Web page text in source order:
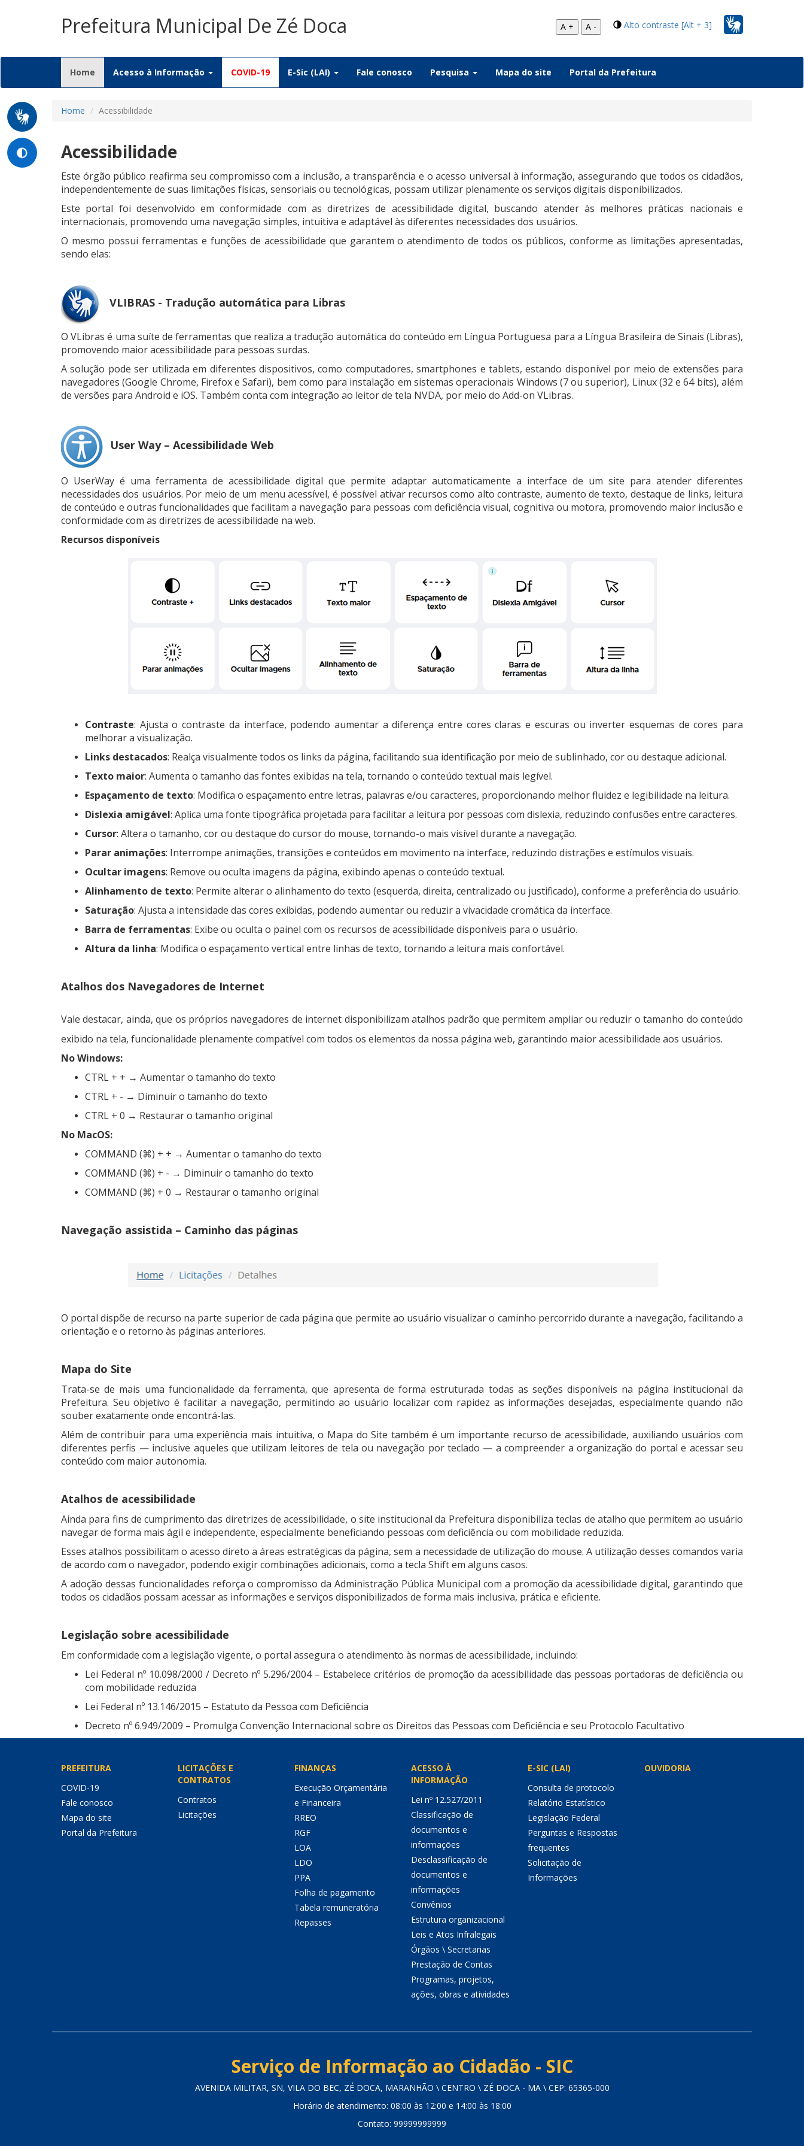
Prefeitura Municipal De Zé Doca Alto contraste [Alt + 3]
A + A -
Home (current)
Acesso à Informação COVID-19 E-Sic (LAI) Fale conosco Pesquisa Mapa do site Portal da Prefeitura
Home Acessibilidade
Acessibilidade
Este órgão público reafirma seu compromisso com a inclusão, a transparência e o acesso universal à informação, assegurando que todos os cidadãos,
independentemente de suas limitações físicas, sensoriais ou tecnológicas, possam utilizar plenamente os serviços digitais disponibilizados.
Este portal foi desenvolvido em conformidade com as diretrizes de acessibilidade digital, buscando atender às melhores práticas nacionais e
internacionais, promovendo uma navegação simples, intuitiva e adaptável às diferentes necessidades dos usuários.
O mesmo possui ferramentas e funções de acessibilidade que garantem o atendimento de todos os públicos, conforme as limitações apresentadas,
sendo elas:
VLIBRAS - Tradução automática para Libras
O VLibras é uma suíte de ferramentas que realiza a tradução automática do conteúdo em Língua Portuguesa para a Língua Brasileira de Sinais (Libras),
promovendo maior acessibilidade para pessoas surdas.
A solução pode ser utilizada em diferentes dispositivos, como computadores, smartphones e tablets, estando disponível por meio de extensões para
navegadores (Google Chrome, Firefox e Safari), bem como para instalação em sistemas operacionais Windows (7 ou superior), Linux (32 e 64 bits), além
de versões para Android e iOS. Também conta com integração ao leitor de tela NVDA, por meio do Add-on VLibras.
User Way – Acessibilidade Web
O UserWay é uma ferramenta de acessibilidade digital que permite adaptar automaticamente a interface de um site para atender diferentes
necessidades dos usuários. Por meio de um menu acessível, é possível ativar recursos como alto contraste, aumento de texto, destaque de links, leitura
de conteúdo e outras funcionalidades que facilitam a navegação para pessoas com deficiência visual, cognitiva ou motora, promovendo maior inclusão e
conformidade com as diretrizes de acessibilidade na web.
Recursos disponíveis
Contraste: Ajusta o contraste da interface, podendo aumentar a diferença entre cores claras e escuras ou inverter esquemas de cores para
melhorar a visualização.
Links destacados: Realça visualmente todos os links da página, facilitando sua identificação por meio de sublinhado, cor ou destaque adicional.
Texto maior: Aumenta o tamanho das fontes exibidas na tela, tornando o conteúdo textual mais legível.
Espaçamento de texto: Modifica o espaçamento entre letras, palavras e/ou caracteres, proporcionando melhor fluidez e legibilidade na leitura.
Dislexia amigável: Aplica uma fonte tipográfica projetada para facilitar a leitura por pessoas com dislexia, reduzindo confusões entre caracteres.
Cursor: Altera o tamanho, cor ou destaque do cursor do mouse, tornando-o mais visível durante a navegação.
Parar animações: Interrompe animações, transições e conteúdos em movimento na interface, reduzindo distrações e estímulos visuais.
Ocultar imagens: Remove ou oculta imagens da página, exibindo apenas o conteúdo textual.
Alinhamento de texto: Permite alterar o alinhamento do texto (esquerda, direita, centralizado ou justificado), conforme a preferência do usuário.
Saturação: Ajusta a intensidade das cores exibidas, podendo aumentar ou reduzir a vivacidade cromática da interface.
Barra de ferramentas: Exibe ou oculta o painel com os recursos de acessibilidade disponíveis para o usuário.
Altura da linha: Modifica o espaçamento vertical entre linhas de texto, tornando a leitura mais confortável.
Atalhos dos Navegadores de Internet
Vale destacar, ainda, que os próprios navegadores de internet disponibilizam atalhos padrão que permitem ampliar ou reduzir o tamanho do conteúdo
exibido na tela, funcionalidade plenamente compatível com todos os elementos da nossa página web, garantindo maior acessibilidade aos usuários.
No Windows:
CTRL + + → Aumentar o tamanho do texto
CTRL + - → Diminuir o tamanho do texto
CTRL + 0 → Restaurar o tamanho original
No MacOS:
COMMAND (⌘) + + → Aumentar o tamanho do texto
COMMAND (⌘) + - → Diminuir o tamanho do texto
COMMAND (⌘) + 0 → Restaurar o tamanho original
Navegação assistida – Caminho das páginas
O portal dispõe de recurso na parte superior de cada página que permite ao usuário visualizar o caminho percorrido durante a navegação, facilitando a
orientação e o retorno às páginas anteriores.
Mapa do Site
Trata-se de mais uma funcionalidade da ferramenta, que apresenta de forma estruturada todas as seções disponíveis na página institucional da
Prefeitura. Seu objetivo é facilitar a navegação, permitindo ao usuário localizar com rapidez as informações desejadas, especialmente quando não
souber exatamente onde encontrá-las.
Além de contribuir para uma experiência mais intuitiva, o Mapa do Site também é um importante recurso de acessibilidade, auxiliando usuários com
diferentes perfis — inclusive aqueles que utilizam leitores de tela ou navegação por teclado — a compreender a organização do portal e acessar seu
conteúdo com maior autonomia.
Atalhos de acessibilidade
Ainda para fins de cumprimento das diretrizes de acessibilidade, o site institucional da Prefeitura disponibiliza teclas de atalho que permitem ao usuário
navegar de forma mais ágil e independente, especialmente beneficiando pessoas com deficiência ou com mobilidade reduzida.
Esses atalhos possibilitam o acesso direto a áreas estratégicas da página, sem a necessidade de utilização do mouse. A utilização desses comandos varia
de acordo com o navegador, podendo exigir combinações adicionais, como a tecla Shift em alguns casos.
A adoção dessas funcionalidades reforça o compromisso da Administração Pública Municipal com a promoção da acessibilidade digital, garantindo que
todos os cidadãos possam acessar as informações e serviços disponibilizados de forma mais inclusiva, prática e eficiente.
Legislação sobre acessibilidade
Em conformidade com a legislação vigente, o portal assegura o atendimento às normas de acessibilidade, incluindo:
Lei Federal nº 10.098/2000 / Decreto nº 5.296/2004 – Estabelece critérios de promoção da acessibilidade das pessoas portadoras de deficiência ou
com mobilidade reduzida
Lei Federal nº 13.146/2015 – Estatuto da Pessoa com Deficiência
Decreto nº 6.949/2009 – Promulga Convenção Internacional sobre os Direitos das Pessoas com Deficiência e seu Protocolo Facultativo
PREFEITURA
COVID-19
Fale conosco
Mapa do site
Portal da Prefeitura
LICITAÇÕES E
CONTRATOS
Contratos
Licitações
FINANÇAS
Execução Orçamentária
e Financeira
RREO
RGF
LOA
LDO
PPA
Folha de pagamento
Tabela remuneratória
Repasses
ACESSO À
INFORMAÇÃO
Lei nº 12.527/2011
Classificação de
documentos e
informações
Desclassificação de
documentos e
informações
Convênios
Estrutura organizacional
Leis e Atos Infralegais
Órgãos \ Secretarias
Prestação de Contas
Programas, projetos,
ações, obras e atividades
E-SIC (LAI)
Consulta de protocolo
Relatório Estatístico
Legislação Federal
Perguntas e Respostas
frequentes
Solicitação de
Informações
OUVIDORIA
Serviço de Informação ao Cidadão - SIC
AVENIDA MILITAR, SN, VILA DO BEC, ZÉ DOCA, MARANHÃO \ CENTRO \ ZÉ DOCA - MA \ CEP: 65365-000
Horário de atendimento: 08:00 às 12:00 e 14:00 às 18:00
Contato: 99999999999